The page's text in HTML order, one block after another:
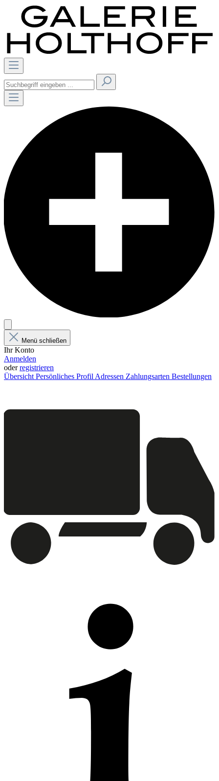
Menü schließen
Ihr Konto
Anmelden
oderregistrieren
Übersicht Persönliches Profil Adressen Zahlungsarten Bestellungen